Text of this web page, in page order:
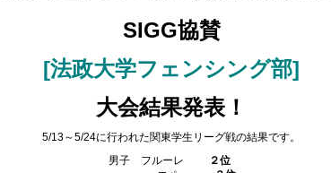
SIGG協賛
[法政大学フェンシング部]
大会結果発表！
5/13～5/24に行われた関東学生リーグ戦の結果です。
男子 フルーレ
２位